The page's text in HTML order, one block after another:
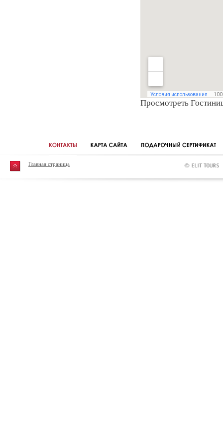
Просмотреть
Главная страница